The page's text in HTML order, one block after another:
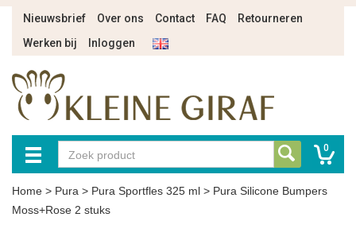
Nieuwsbrief Over ons Contact FAQ
Retourneren
Werken bij
Inloggen
0
Home > Pura > Pura Sportfles 325 ml > Pura Silicone Bumpers
Moss+Rose 2 stuks